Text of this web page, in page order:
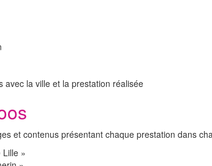
avec la ville et la prestation réalisée
et contenus présentant chaque prestation dans
Lille »